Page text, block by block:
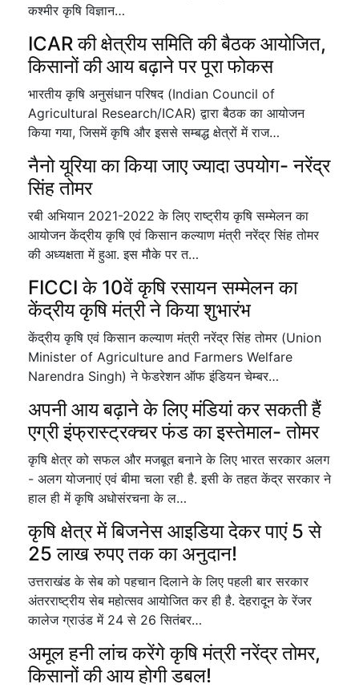
कश्मीर कृषि विज्ञान…
ICAR की क्षेत्रीय समिति की बैठक आयोजित,
किसानों की आय बढ़ाने पर पूरा फोकस
भारतीय कृषि अनुसंधान परिषद (Indian Council of
Agricultural Research/ICAR) द्वारा बैठक का आयोजन
किया गया, जिसमें कृषि और इससे सम्बद्ध क्षेत्रों में राज…
नैनो यूरिया का किया जाए ज्यादा उपयोग- नरेंद्र
सिंह तोमर
रबी अभियान 2021-2022 के लिए राष्ट्रीय कृषि सम्मेलन का
आयोजन केंद्रीय कृषि एवं किसान कल्याण मंत्री नरेंद्र सिंह तोमर
की अध्यक्षता में हुआ. इस मौके पर त…
FICCI के 10वें कृषि रसायन सम्मेलन का
केंद्रीय कृषि मंत्री ने किया शुभारंभ
केंद्रीय कृषि एवं किसान कल्याण मंत्री नरेंद्र सिंह तोमर (Union
Minister of Agriculture and Farmers Welfare
Narendra Singh) ने फेडरेशन ऑफ इंडियन चेम्बर…
अपनी आय बढ़ाने के लिए मंडियां कर सकती हैं
एग्री इंफ्रास्ट्रक्चर फंड का इस्तेमाल- तोमर
कृषि क्षेत्र को सफल और मजबूत बनाने के लिए भारत सरकार अलग
- अलग योजनाएं एवं बीमा चला रही है. इसी के तहत केंद्र सरकार ने
हाल ही में कृषि अधोसंरचना के ल…
कृषि क्षेत्र में बिजनेस आइडिया देकर पाएं 5 से
25 लाख रुपए तक का अनुदान!
उत्तराखंड के सेब को पहचान दिलाने के लिए पहली बार सरकार
अंतरराष्ट्रीय सेब महोत्सव आयोजित कर ही है. देहरादून के रेंजर
कालेज ग्राउंड में 24 से 26 सितंबर…
अमूल हनी लांच करेंगे कृषि मंत्री नरेंद्र तोमर,
किसानों की आय होगी डबल!